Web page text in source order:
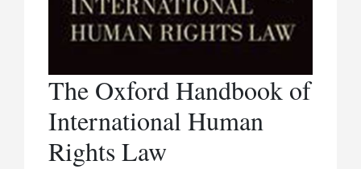
The Oxford Handbook of
International Human
Rights Law